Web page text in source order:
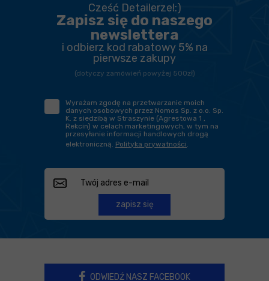
Cześć Detailerze!:)
Zapisz się do naszego
newslettera
i odbierz kod rabatowy 5% na
pierwsze zakupy
(dotyczy zamówień powyżej 500zł)
Wyrażam zgodę na przetwarzanie moich
danych osobowych przez Nomos Sp. z o.o. Sp.
K. z siedzibą w Straszynie (Agrestowa 1 ,
Rekcin) w celach marketingowych, w tym na
przesyłanie informacji handlowych drogą
elektroniczną. Polityka prywatności
zapisz się
ODWIEDŹ NASZ FACEBOOK